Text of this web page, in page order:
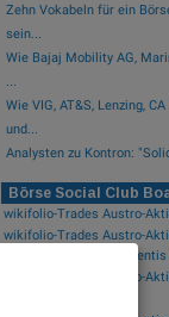
Zehn Vokabeln für ein
sein...
Wie Bajaj Mobility AG,
Wie VIG, AT&S, Lenzing,
und...
Analysten zu Kontron:
Börse Social Club
wikifolio-Trades Austro-
wikifolio-Trades Austro-